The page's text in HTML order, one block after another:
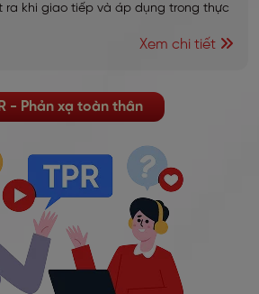
ra khi giao tiếp và áp dụng trong thực
Xem chi tiết
- Phản xạ toàn thân